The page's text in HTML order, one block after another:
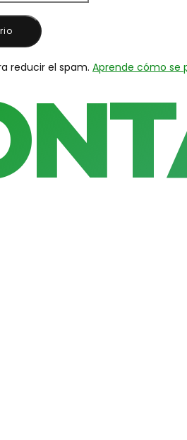
reducir el spam. Aprende cómo se